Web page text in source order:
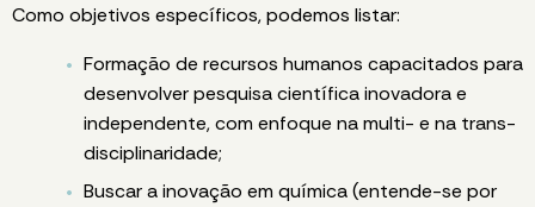
Como objetivos específicos, podemos listar:
Formação de recursos humanos capacitados para
desenvolver pesquisa científica inovadora e
independente, com enfoque na multi- e na trans-
disciplinaridade;
Buscar a inovação em química (entende-se por